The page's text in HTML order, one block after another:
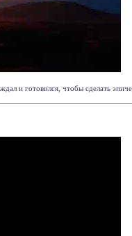
и готовился, чтобы сделать